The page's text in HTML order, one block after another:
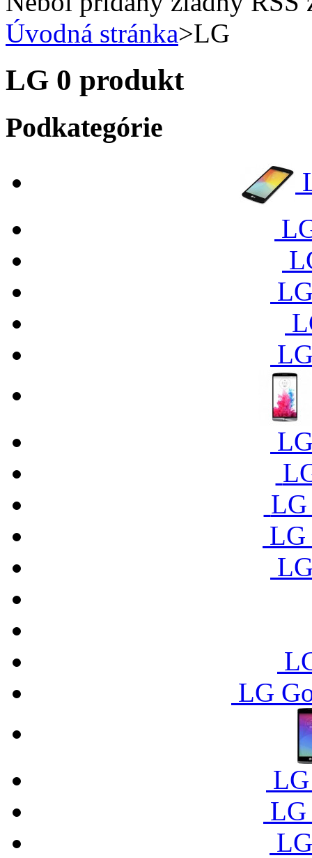
Úvodná stránka>LG
LG 0 produkt
Podkategórie
LG
LG
LG